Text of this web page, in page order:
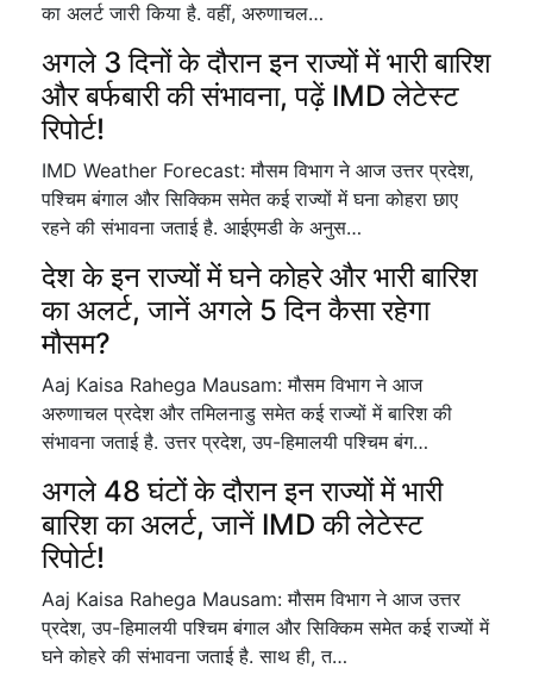
का अलर्ट जारी किया है. वहीं, अरुणाचल…
अगले 3 दिनों के दौरान इन राज्यों में भारी बारिश
और बर्फबारी की संभावना, पढ़ें IMD लेटेस्ट
रिपोर्ट!
IMD Weather Forecast: मौसम विभाग ने आज उत्तर प्रदेश,
पश्चिम बंगाल और सिक्किम समेत कई राज्यों में घना कोहरा छाए
रहने की संभावना जताई है. आईएमडी के अनुस…
देश के इन राज्यों में घने कोहरे और भारी बारिश
का अलर्ट, जानें अगले 5 दिन कैसा रहेगा
मौसम?
Aaj Kaisa Rahega Mausam: मौसम विभाग ने आज
अरुणाचल प्रदेश और तमिलनाडु समेत कई राज्यों में बारिश की
संभावना जताई है. उत्तर प्रदेश, उप-हिमालयी पश्चिम बंग…
अगले 48 घंटों के दौरान इन राज्यों में भारी
बारिश का अलर्ट, जानें IMD की लेटेस्ट
रिपोर्ट!
Aaj Kaisa Rahega Mausam: मौसम विभाग ने आज उत्तर
प्रदेश, उप-हिमालयी पश्चिम बंगाल और सिक्किम समेत कई राज्यों में
घने कोहरे की संभावना जताई है. साथ ही, त…